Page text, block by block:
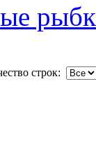
строк: